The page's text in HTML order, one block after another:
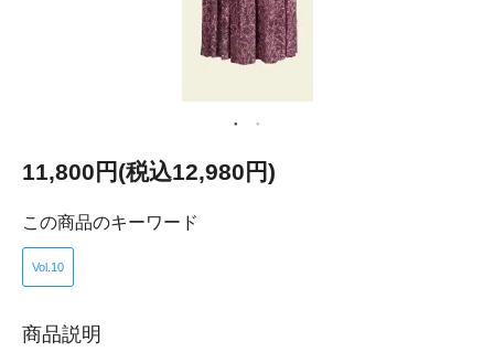
11,800円(税込12,980円)
この商品のキーワード
Vol.10
商品説明